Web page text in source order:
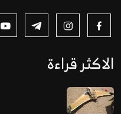
الاكثر قراءة